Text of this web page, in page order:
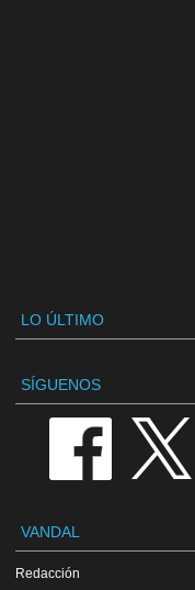
LO ÚLTIMO
SÍGUENOS
VANDAL
Redacción